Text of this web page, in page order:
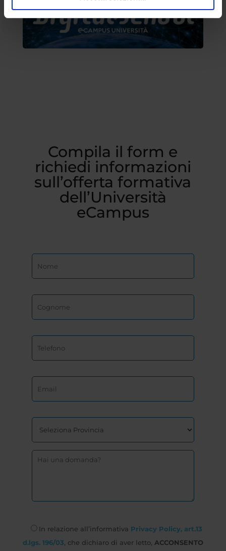
Compila il form e
richiedi informazioni
sull’offerta formativa
dell’Università
eCampus
In relazione all’informativa Privacy Policy, art.13
d.lgs. 196/03 , che dichiaro di aver letto, ACCONSENTO